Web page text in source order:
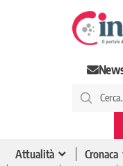
Attualità Cronaca